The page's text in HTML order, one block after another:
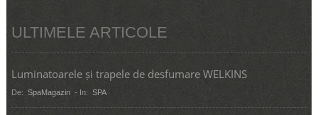
ULTIMELE ARTICOLE
Luminatoarele și trapele de desfumare WELKINS
De: SpaMagazin - In: SPA